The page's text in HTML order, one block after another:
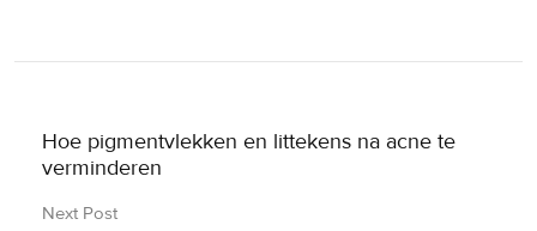
Hoe pigmentvlekken en littekens na acne te
verminderen
Next Post